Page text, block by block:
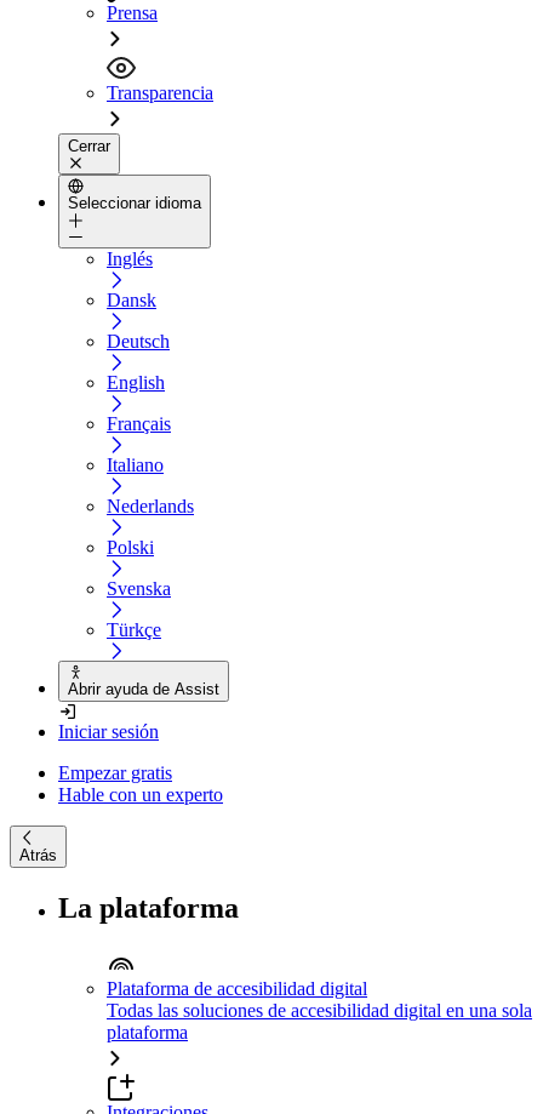
Prensa
Transparencia
Cerrar
Seleccionar idioma
Inglés
Dansk
Deutsch
English
Français
Italiano
Nederlands
Polski
Svenska
Türkçe
Abrir ayuda de Assist
Iniciar sesión
Empezar gratis
Hable con un experto
Atrás
La plataforma
Plataforma de accesibilidad digital
Todas las soluciones de accesibilidad digital en una sola
plataforma